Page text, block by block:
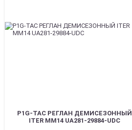
P1G-TAC РЕГЛАН ДЕМИСЕЗОННЫЙ
ITER ММ14 UA281-29884-UDC